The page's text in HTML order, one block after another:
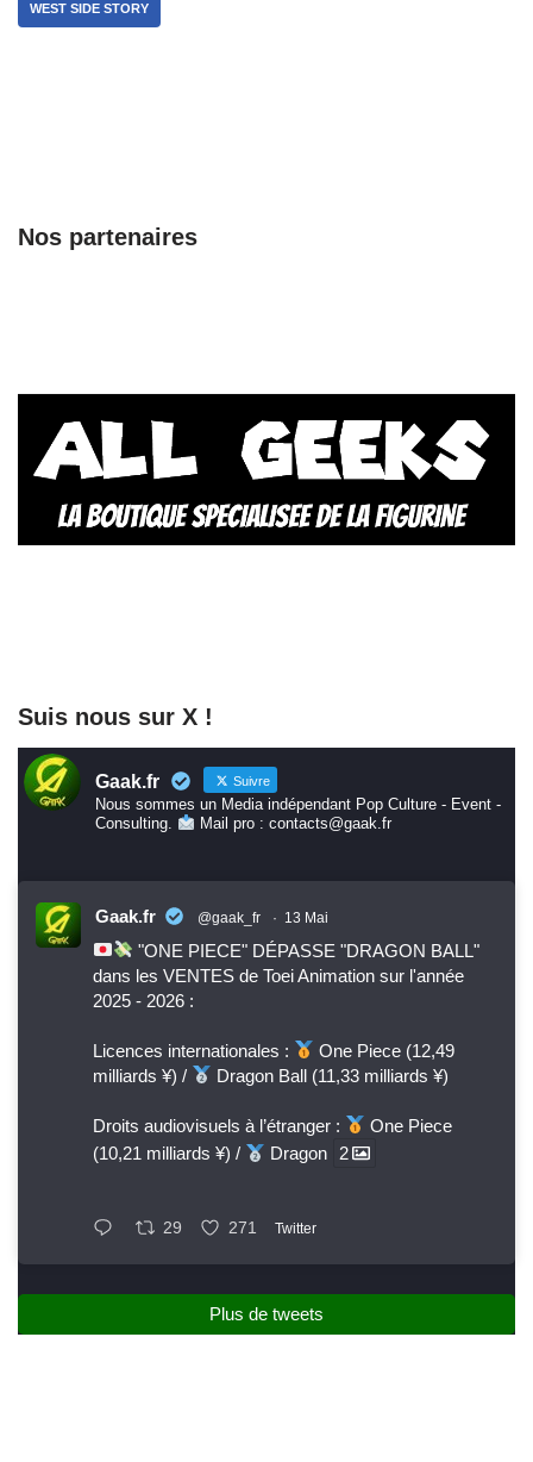
WEST SIDE STORY
Nos partenaires
Suis nous sur X !
Gaak.fr Suivre
Nous sommes un Media indépendant Pop Culture - Event -
Consulting.
Mail pro : contacts@gaak.fr
Gaak.fr @gaak_fr · 13 Mai
"ONE PIECE" DÉPASSE "DRAGON BALL"
dans les VENTES de Toei Animation sur l'année
2025 - 2026 :
Licences internationales :
One Piece (12,49
milliards ¥) /
Dragon Ball (11,33 milliards ¥)
Droits audiovisuels à l’étranger :
One Piece
(10,21 milliards ¥) /
Dragon 2
29 271 Twitter
Plus de tweets